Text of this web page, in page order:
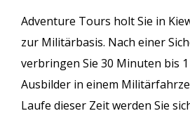
Adventure Tours holt Sie in
zur Militärbasis. Nach einer
verbringen Sie 30 Minuten bis
Ausbilder in einem
Laufe dieser Zeit werden Sie